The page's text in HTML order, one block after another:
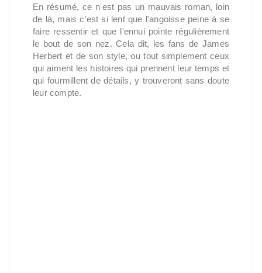
En résumé, ce n'est pas un mauvais roman, loin
de là, mais c'est si lent que l'angoisse peine à se
faire ressentir et que l'ennui pointe régulièrement
le bout de son nez. Cela dit, les fans de James
Herbert et de son style, ou tout simplement ceux
qui aiment les histoires qui prennent leur temps et
qui fourmillent de détails, y trouveront sans doute
leur compte.